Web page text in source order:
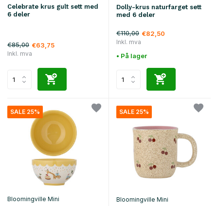
Celebrate krus gult sett med
6 deler
€85,00 €63,75
Inkl. mva
Dolly-krus naturfarget sett
med 6 deler
€110,00 €82,50
Inkl. mva
• På lager
SALE 25%
Bloomingville Mini
SALE 25%
Bloomingville Mini